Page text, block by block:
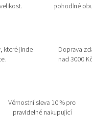
pohodlné
které jinde
Doprava
nad 3000
Věrnostní sleva 10 % pro
pravidelné nakupující